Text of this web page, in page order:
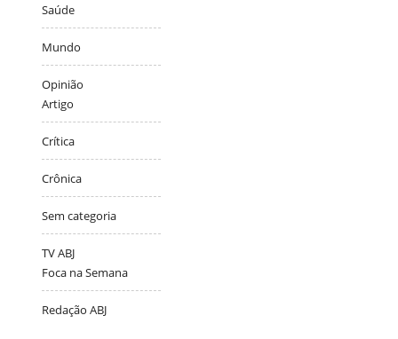
Saúde
Mundo
Opinião
Artigo
Crítica
Crônica
Sem categoria
TV ABJ
Foca na Semana
Redação ABJ